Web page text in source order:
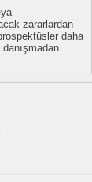
zararlardan
daha